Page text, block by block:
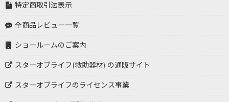
特定商取引法表示
全商品レビュー一覧
ショールームのご案内
スターオブライフ(救助器材) の通販サイト
スターオブライフのライセンス事業